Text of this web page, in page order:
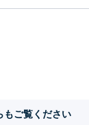
もご覧ください